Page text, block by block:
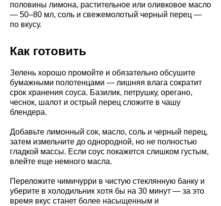
половины лимона, растительное или оливковое масло
— 50–80 мл, соль и свежемолотый черный перец —
по вкусу.
Как готовить
Зелень хорошо промойте и обязательно обсушите
бумажными полотенцами — лишняя влага сократит
срок хранения соуса. Базилик, петрушку, орегано,
чеснок, шалот и острый перец сложите в чашу
блендера.
Добавьте лимонный сок, масло, соль и черный перец,
затем измельчите до однородной, но не полностью
гладкой массы. Если соус покажется слишком густым,
влейте еще немного масла.
Переложите чимичурри в чистую стеклянную банку и
уберите в холодильник хотя бы на 30 минут — за это
время вкус станет более насыщенным и